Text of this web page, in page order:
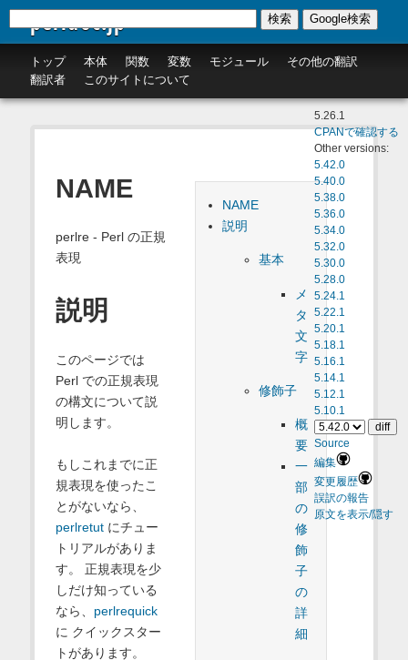
perldoc.jp
トップ 本体 関数 変数 モジュール
その他の翻訳
翻訳者
このサイトについて
検索 Google検索
5.26.1
CPANで確認する
Other versions:
5.42.0
5.40.0
5.38.0
5.36.0
5.34.0
5.32.0
5.30.0
5.28.0
5.24.1
5.22.1
5.20.1
5.18.1
5.16.1
5.14.1
5.12.1
5.10.1
Source
編集
変更履歴
誤訳の報告
原文を表示/隠す
NAME
説明
基本
メ
タ
文
字
修飾子
概
要
一
部
の
修
飾
子
の
詳
細
NAME
perlre - Perl の正規
表現
説明
このページでは
Perl での正規表現
の構文について説
明します。
もしこれまでに正
規表現を使ったこ
とがないなら、
perlretutにチュー
トリアルがありま
す。 正規表現を少
しだけ知っている
なら、 perlrequick
に クイックスター
トがあります。